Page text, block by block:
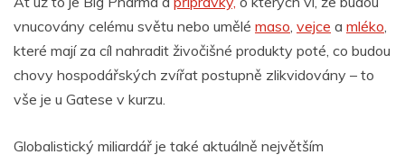
vnucovány celému světu nebo umělé maso vejce a mléko
které mají za cíl nahradit živočišné produkty poté, co budou
chovy hospodářských zvířat postupně zlikvidovány – to
vše je u Gatese v kurzu.
Globalistický miliardář je také aktuálně největším